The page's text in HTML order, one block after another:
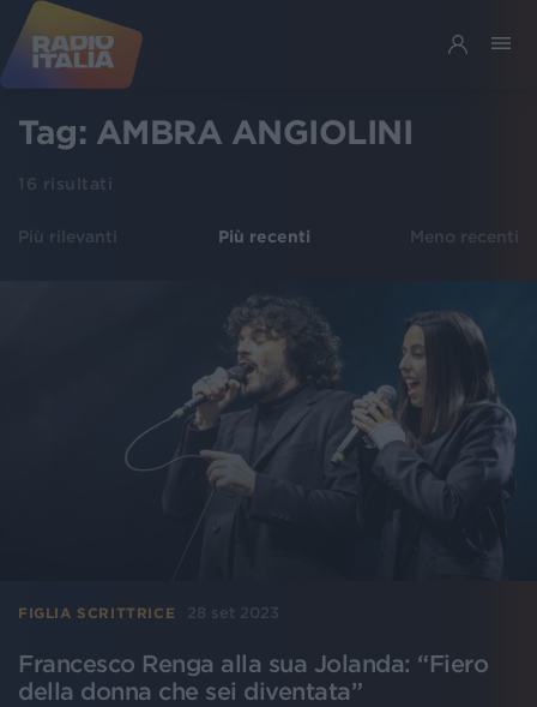
Tag: AMBRA ANGIOLINI
16 risultati
Più rilevanti Più recenti Meno recenti
FIGLIA SCRITTRICE 28 set 2023
Francesco Renga alla sua Jolanda: “Fiero
della donna che sei diventata”